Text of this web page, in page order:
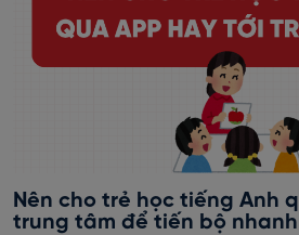
Nên cho trẻ học tiếng Anh
trung tâm để tiến bộ nhanh